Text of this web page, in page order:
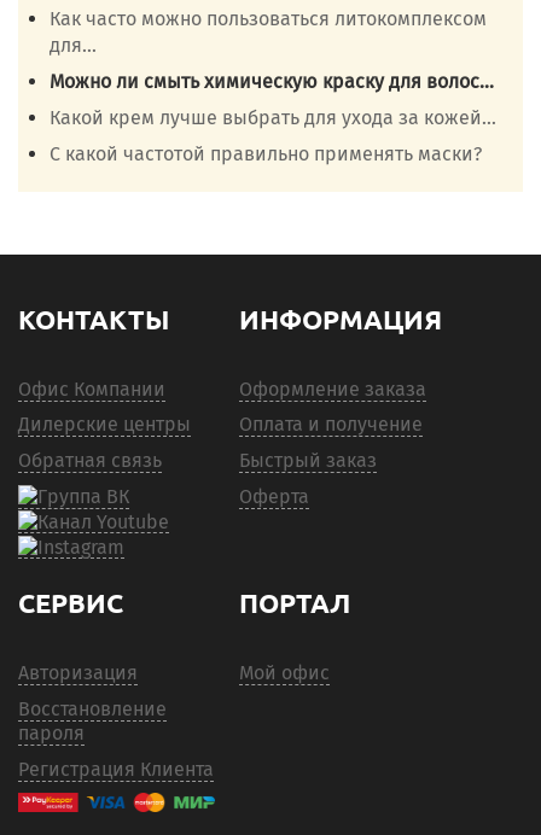
Как часто можно пользоваться литокомплексом
для...
Можно ли смыть химическую краску для волос...
Какой крем лучше выбрать для ухода за кожей...
С какой частотой правильно применять маски?
КОНТАКТЫ
Офис Компании
Дилерские центры
Обратная связь
ИНФОРМАЦИЯ
Оформление заказа
Оплата и получение
Быстрый заказ
Оферта
СЕРВИС
Авторизация
Восстановление
пароля
Регистрация Клиента
ПОРТАЛ
Мой офис